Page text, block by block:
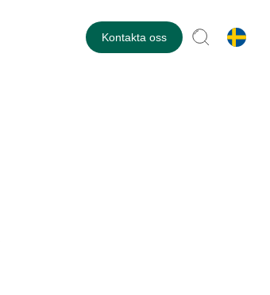
Kontakta oss